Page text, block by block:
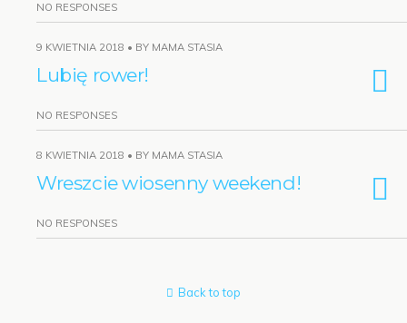
NO RESPONSES
9 KWIETNIA 2018 • BY MAMA STASIA
Lubię rower!
NO RESPONSES
8 KWIETNIA 2018 • BY MAMA STASIA
Wreszcie wiosenny weekend!
NO RESPONSES
Back to top